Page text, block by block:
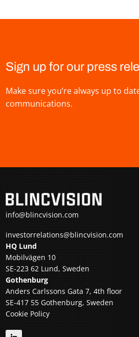
Sign up for our press
Make sure you’re always up to
communications.
info@blincvision.com
investorrelations@blincvision.com
HQ Lund
Mobilvägen 10
SE-223 62 Lund, Sweden
Gothenburg
Anders Carlssons Gata 7, 4th floor
SE-417 55 Gothenburg, Sweden
Cookie Policy